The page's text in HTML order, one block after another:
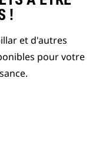
!
et d'autres
pour votre